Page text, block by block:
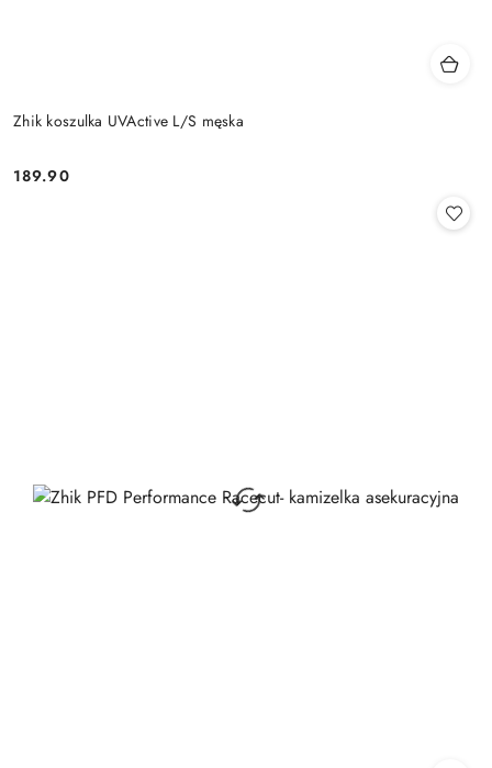
Zhik koszulka UVActive L/S męska
Cena:
189.90